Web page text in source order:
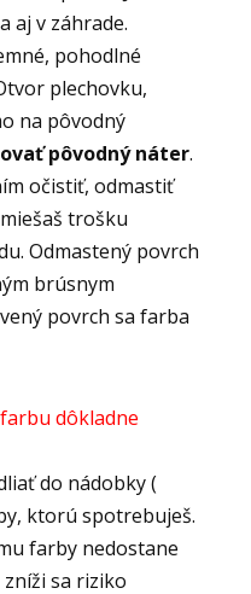
aj v záhrade.
pohodlné
plechovku,
na pôvodný
pôvodný náter.
očistiť, odmastiť
trošku
Odmastený povrch
brúsnym
povrch sa farba
dôkladne
do nádobky (
ktorú spotrebuješ.
farby nedostane
sa riziko